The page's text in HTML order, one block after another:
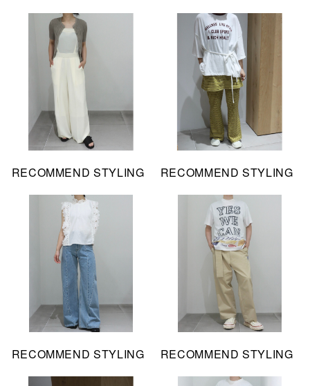
RECOMMEND STYLING RECOMMEND STYLING
RECOMMEND STYLING RECOMMEND STYLING